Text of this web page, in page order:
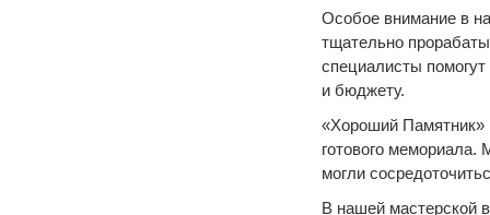
Особое внимание в
тщательно
специалисты
и бюджету.
«Хороший Памятник»
готового
могли
В нашей мастерской